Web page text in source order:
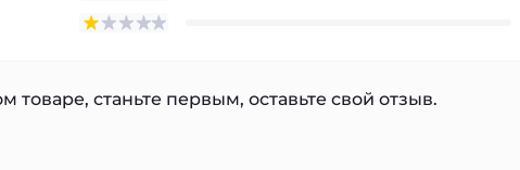
товаре, станьте первым, оставьте свой отзыв.